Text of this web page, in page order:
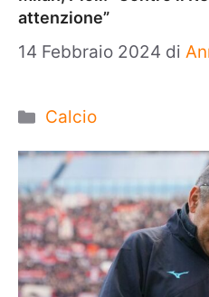
attenzione”
14 Febbraio 2024 di
Categorie
Calcio